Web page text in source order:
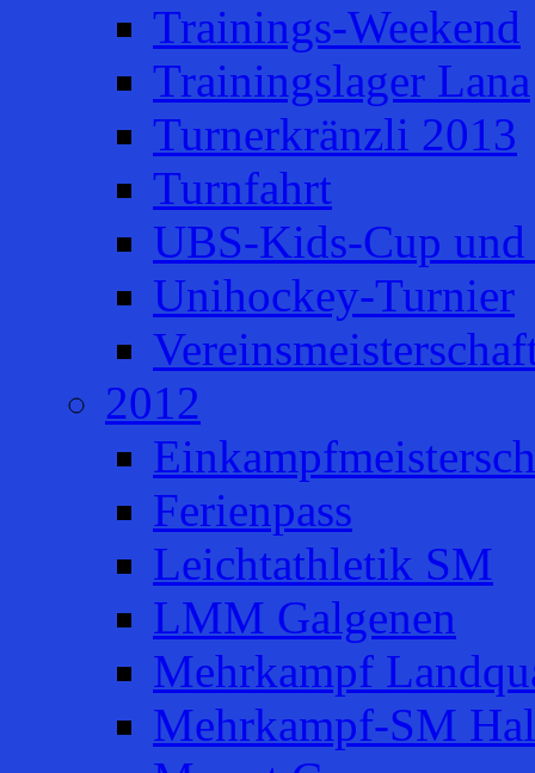
Trainings-Weekend
Trainingslager Lana
Turnerkränzli 2013
Turnfahrt
UBS-Kids-Cup und
Unihockey-Turnier
2012
Ferienpass
Leichtathletik SM
LMM Galgenen
Mehrkampf
Mehrkampf-SM